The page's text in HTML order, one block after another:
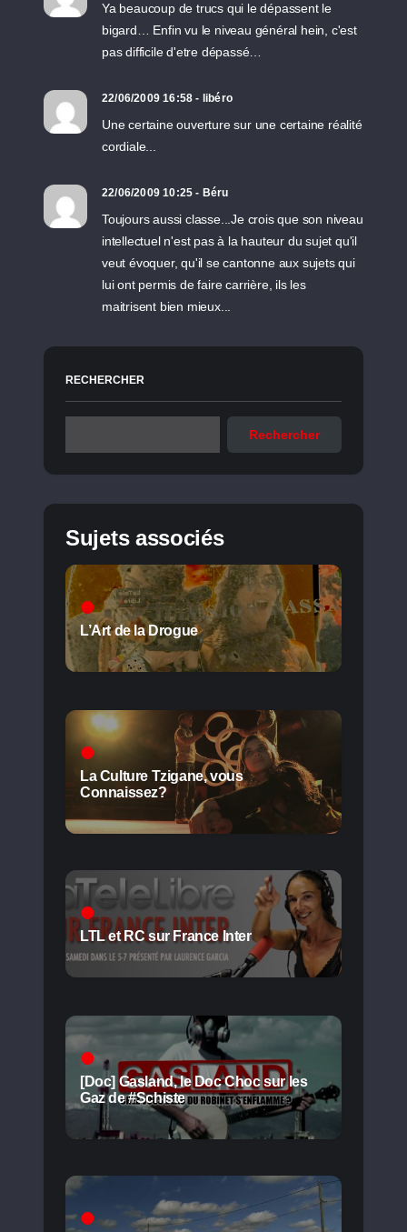
Ya beaucoup de trucs qui le dépassent le
bigard… Enfin vu le niveau général hein, c'est
pas difficile d'etre dépassé…
22/06/2009 16:58 - libéro
Une certaine ouverture sur une certaine réalité
cordiale...
22/06/2009 10:25 - Béru
Toujours aussi classe...Je crois que son niveau
intellectuel n'est pas à la hauteur du sujet qu'il
veut évoquer, qu'il se cantonne aux sujets qui
lui ont permis de faire carrière, ils les
maitrisent bien mieux...
RECHERCHER
Rechercher
Sujets associés
L’Art de la Drogue
La Culture Tzigane, vous
Connaissez?
LTL et RC sur France Inter
[Doc] Gasland, le Doc Choc sur les
Gaz de #Schiste